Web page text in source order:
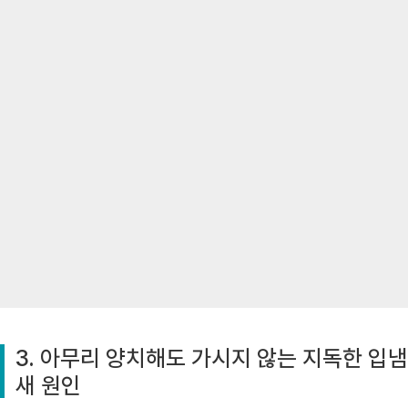
3. 아무리 양치해도 가시지 않는 지독한 입냄
새 원인